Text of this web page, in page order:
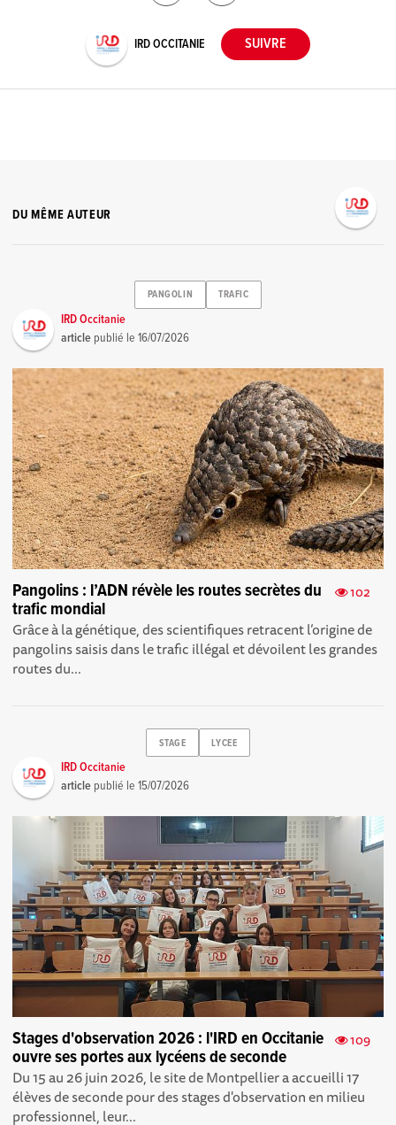
IRD OCCITANIE
DU MÊME AUTEUR
PANGOLIN TRAFIC
IRD Occitanie
article publié le16/07/2026
102
Pangolins : l’ADN révèle les routes secrètes du
trafic mondial
Grâce à la génétique, des scientifiques retracent l’origine de
pangolins saisis dans le trafic illégal et dévoilent les grandes
routes du...
STAGE LYCEE
IRD Occitanie
article publié le15/07/2026
109
Stages d'observation 2026 : l'IRD en Occitanie
ouvre ses portes aux lycéens de seconde
Du 15 au 26 juin 2026, le site de Montpellier a accueilli 17
élèves de seconde pour des stages d'observation en milieu
professionnel, leur...